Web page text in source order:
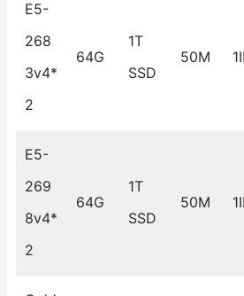
E5-
268
3v4*
2
64G
1T
SSD
50M
E5-
269
8v4*
2
64G
1T
SSD
50M